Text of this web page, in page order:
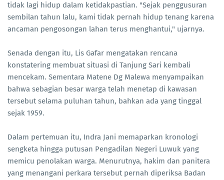
tidak lagi hidup dalam ketidakpastian. "Sejak penggusuran
sembilan tahun lalu, kami tidak pernah hidup tenang karena
ancaman pengosongan lahan terus menghantui," ujarnya.
Senada dengan itu, Lis Gafar mengatakan rencana
konstatering membuat situasi di Tanjung Sari kembali
mencekam. Sementara Matene Dg Malewa menyampaikan
bahwa sebagian besar warga telah menetap di kawasan
tersebut selama puluhan tahun, bahkan ada yang tinggal
sejak 1959.
Dalam pertemuan itu, Indra Jani memaparkan kronologi
sengketa hingga putusan Pengadilan Negeri Luwuk yang
memicu penolakan warga. Menurutnya, hakim dan panitera
yang menangani perkara tersebut pernah diperiksa Badan